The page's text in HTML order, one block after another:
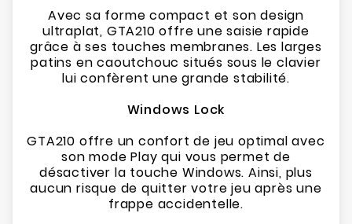
Avec sa forme compact et son design
ultraplat, GTA210 offre une saisie rapide
grâce à ses touches membranes. Les larges
patins en caoutchouc situés sous le clavier
lui confèrent une grande stabilité.
Windows Lock
GTA210 offre un confort de jeu optimal avec
son mode Play qui vous permet de
désactiver la touche Windows. Ainsi, plus
aucun risque de quitter votre jeu après une
frappe accidentelle.